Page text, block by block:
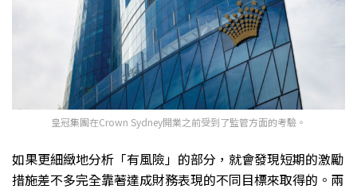
皇冠集團在Crown Sydney開業之前受到了監管方面的考驗。
如果更細緻地分析「有風險」的部分，就會發現短期的激勵
措施差不多完全靠著達成財務表現的不同目標來取得的。兩